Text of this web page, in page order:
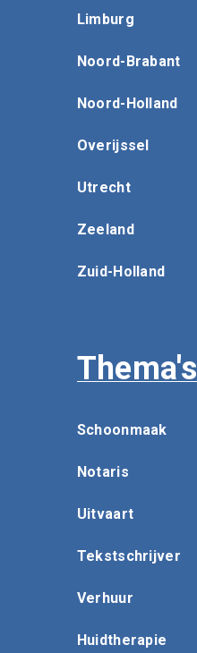
Limburg
Noord-Brabant
Noord-Holland
Overijssel
Utrecht
Zeeland
Zuid-Holland
Thema's
Schoonmaak
Notaris
Uitvaart
Tekstschrijver
Verhuur
Huidtherapie